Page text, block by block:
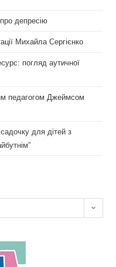
депресію
Михайла Сергієнко
погляд аутичної
педагогом Джеймсом
для дітей з